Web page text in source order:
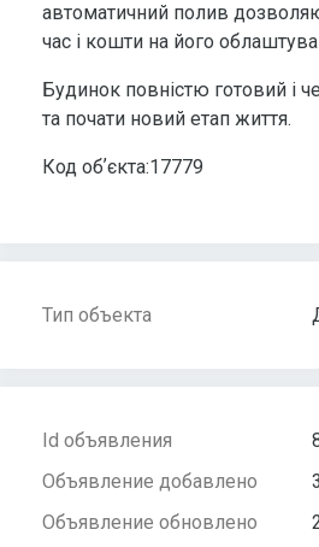
автоматичний полив
час і кошти на його
Будинок повністю готовий і
та почати новий етап життя.
Код обʼєкта:17779
Тип объекта
Id объявления
Объявление добавлено
Объявление обновлено